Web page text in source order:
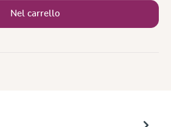
Nel carrello